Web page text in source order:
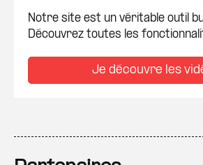
Notre site est un véritable outil
Découvrez toutes les
Je découvre les